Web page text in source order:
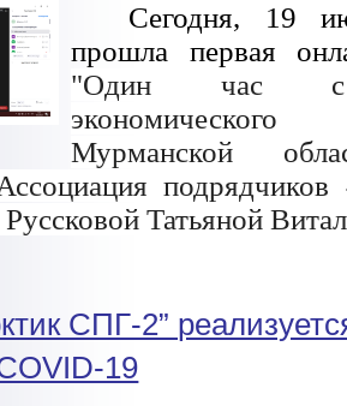
Сегодня, 19
прошла первая
"Один час с
Мурманской
Татьяной
СПГ-2”
19